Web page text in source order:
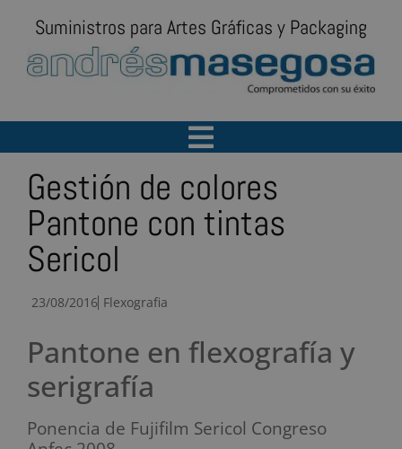
Suministros para Artes Gráficas y Packaging
Gestión de colores
Pantone con tintas
Sericol
23/08/2016 Flexografia
Pantone en flexografía y
serigrafía
Ponencia de Fujifilm Sericol Congreso